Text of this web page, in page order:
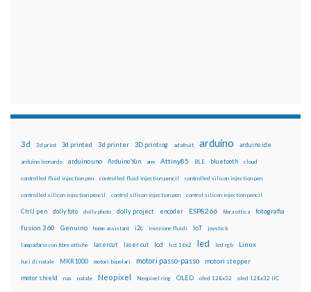
3d 3d print 3d printed 3d printer 3D printing adafruit arduino arduino ide
arduino leonardo arduino uno Arduino Yún arm Attiny85 BLE bluetooth cloud
controlled fluid injection pen controlled fluid injection pencil controlled silicon injection pen
controlled silicon injection pencil control silicon injection pen control silicon injection pencil
CtrlJ pen dolly foto dolly photo dolly project encoder ESP8266 fibra ottica fotografia
fusion 360 Genuino home assistant i2c iniezione fluidi IoT joystick
lampadario con fibre ottiche lasercut laser cut lcd lcd 16x2 led led rgb Linux
luci di natale MKR1000 motori bipolari motori passo-passo motori stepper
motor shield nas natale Neopixel Neopixel ring OLED oled 128x32 oled 128x32 IIC